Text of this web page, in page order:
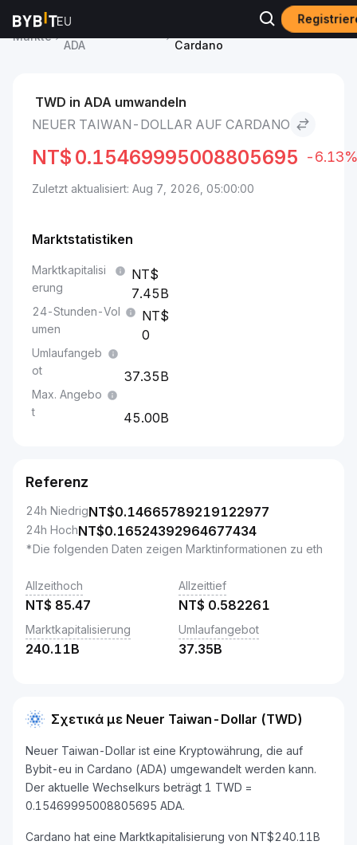
Märkte
Cardano-Preis
ADA
Neuer Taiwan-Dollar to
Cardano
TWD in ADA umwandeln
NEUER TAIWAN-DOLLAR AUF CARDANO
NT$ 0.15469995008805695 -6.13%
Zuletzt aktualisiert: Aug 7, 2026, 05:00:00
Marktstatistiken
Marktkapitalisi
erung
7.45B
24-Stunden-Vol
umen
0
Umlaufangeb
ot
37.35B
Max. Angebo
t
45.00B
Referenz
24h NiedrigNT$0.14665789219122977
24h HochNT$0.16524392964677434
*Die folgenden Daten zeigen Marktinformationen zu eth
Allzeithoch
NT$ 85.47
Allzeittief
NT$ 0.582261
Marktkapitalisierung
240.11B
Umlaufangebot
37.35B
Σχετικά με Neuer Taiwan-Dollar (TWD)
Neuer Taiwan-Dollar ist eine Kryptowährung, die auf
Bybit-eu in Cardano (ADA) umgewandelt werden kann.
Der aktuelle Wechselkurs beträgt 1 TWD =
0.15469995008805695 ADA.
Cardano hat eine Marktkapitalisierung von NT$240.11B